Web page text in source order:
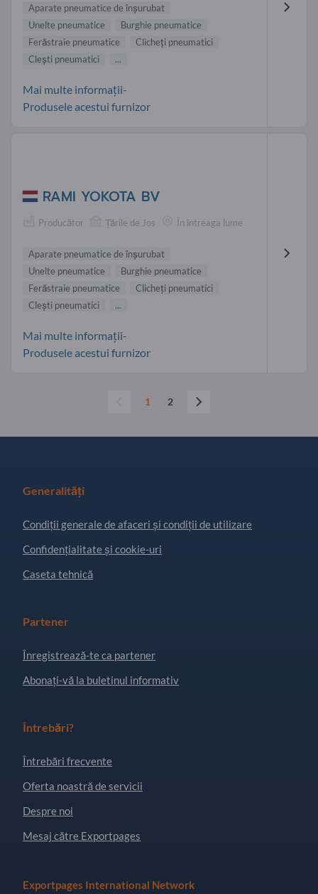
Aparate pneumatice de înşurubat
Unelte pneumatice
Burghie pneumatice
Ferăstraie pneumatice
Clicheți pneumatici
Clești pneumatici
...
Mai multe informații-
Produsele acestui furnizor
RAMI YOKOTA BV
Producător Țările de Jos În întreaga lume
Aparate pneumatice de înşurubat
Unelte pneumatice
Burghie pneumatice
Ferăstraie pneumatice
Clicheți pneumatici
Clești pneumatici
...
Mai multe informații-
Produsele acestui furnizor
1 2
Generalități
Condiţii generale de afaceri și condiții de utilizare
Confidențialitate și cookie-uri
Caseta tehnică
Partener
Înregistrează-te ca partener
Abonați-vă la buletinul informativ
Întrebări?
Întrebări frecvente
Oferta noastră de servicii
Despre noi
Mesaj către Exportpages
Exportpages International Network